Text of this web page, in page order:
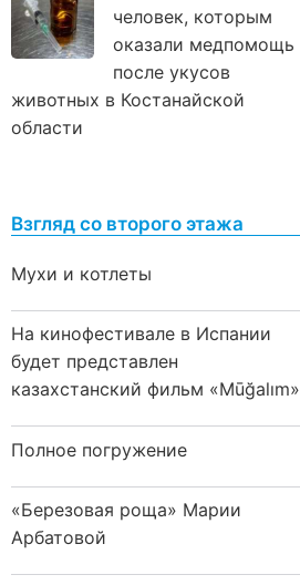
человек, которым
оказали медпомощь
после укусов
животных в Костанайской
области
Взгляд со второго этажа
Мухи и котлеты
На кинофестивале в Испании
будет представлен
казахстанский фильм «Mūğalım»
Полное погружение
«Березовая роща» Марии
Арбатовой